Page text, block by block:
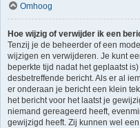
Omhoog
Hoe wijzig of verwijder ik een
Tenzij je de beheerder of een
wijzigen en verwijderen. Je kunt
beperkte tijd nadat het geplaatst
desbetreffende bericht. Als er al
er onderaan je bericht een klein
het bericht voor het laatst je
niemand gereageerd heeft,
gewijzigd heeft. Zij kunnen wel